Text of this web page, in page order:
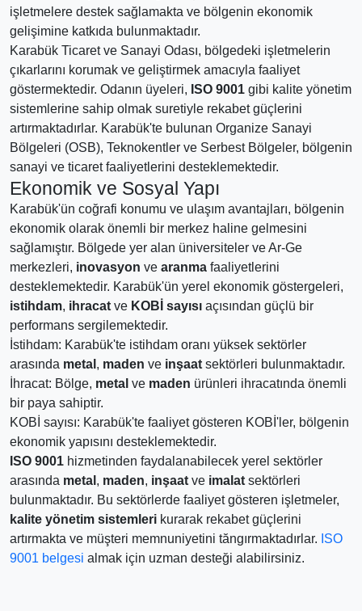
işletmelere destek sağlamakta ve bölgenin ekonomik
gelişimine katkıda bulunmaktadır.
Karabük Ticaret ve Sanayi Odası, bölgedeki işletmelerin
çıkarlarını korumak ve geliştirmek amacıyla faaliyet
göstermektedir. Odanın üyeleri, ISO 9001 gibi kalite yönetim
sistemlerine sahip olmak suretiyle rekabet güçlerini
artırmaktadırlar. Karabük'te bulunan Organize Sanayi
Bölgeleri (OSB), Teknokentler ve Serbest Bölgeler, bölgenin
sanayi ve ticaret faaliyetlerini desteklemektedir.
Ekonomik ve Sosyal Yapı
Karabük'ün coğrafi konumu ve ulaşım avantajları, bölgenin
ekonomik olarak önemli bir merkez haline gelmesini
sağlamıştır. Bölgede yer alan üniversiteler ve Ar-Ge
merkezleri, inovasyon ve aranma faaliyetlerini
desteklemektedir. Karabük'ün yerel ekonomik göstergeleri,
istihdam, ihracat ve KOBİ sayısı açısından güçlü bir
performans sergilemektedir.
İstihdam: Karabük'te istihdam oranı yüksek sektörler
arasında metal , maden ve inşaat sektörleri bulunmaktadır.
İhracat: Bölge, metal ve maden ürünleri ihracatında önemli
bir paya sahiptir.
KOBİ sayısı: Karabük'te faaliyet gösteren KOBİ'ler, bölgenin
ekonomik yapısını desteklemektedir.
ISO 9001 hizmetinden faydalanabilecek yerel sektörler
arasında metal , maden, inşaat ve imalat sektörleri
bulunmaktadır. Bu sektörlerde faaliyet gösteren işletmeler,
kalite yönetim sistemleri kurarak rekabet güçlerini
artırmakta ve müşteri memnuniyetini tăngırmaktadırlar. ISO
9001 belgesi almak için uzman desteği alabilirsiniz.